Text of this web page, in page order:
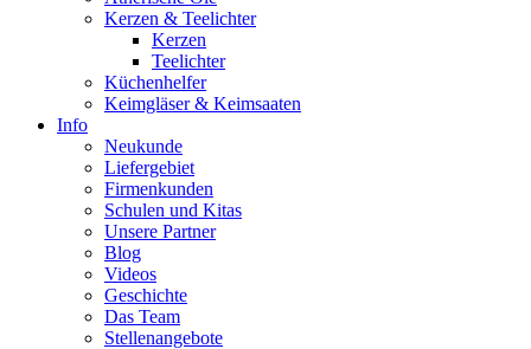
Kerzen & Teelichter
Kerzen
Teelichter
Küchenhelfer
Keimgläser & Keimsaaten
Info
Neukunde
Liefergebiet
Firmenkunden
Schulen und Kitas
Unsere Partner
Blog
Videos
Geschichte
Das Team
Stellenangebote